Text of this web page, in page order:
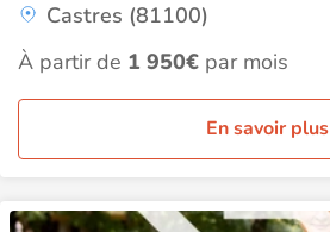
Castres (81100)
À partir de 1 950€ par mois
En savoir plus